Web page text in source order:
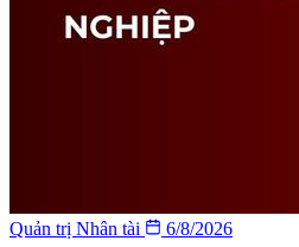
Quản trị Nhân tài 6/8/2026